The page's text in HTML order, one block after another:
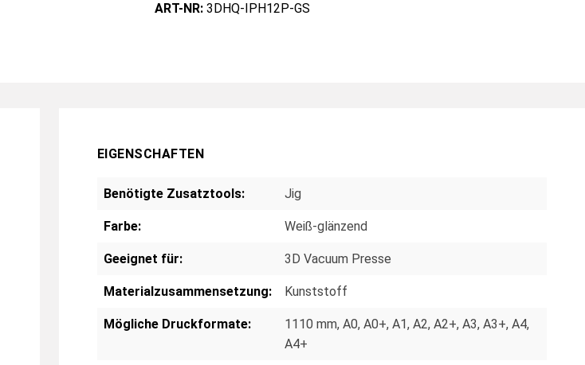
ART-NR: 3DHQ-IPH12P-GS
EIGENSCHAFTEN
Benötigte Zusatztools: Jig
Farbe: Weiß-glänzend
Geeignet für: 3D Vacuum Presse
Materialzusammensetzung: Kunststoff
Mögliche Druckformate: 1110 mm, A0, A0+, A1, A2, A2+, A3, A3+, A4,
A4+